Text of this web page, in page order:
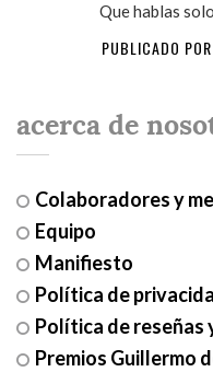
Que hablas
PUBLICADO POR
acerca de
Colaboradores y
Equipo
Manifiesto
Política de
Política de reseñas
Premios Guillermo